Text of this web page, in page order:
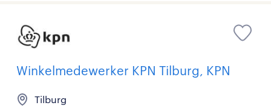
Winkelmedewerker KPN Tilburg, KPN
Tilburg